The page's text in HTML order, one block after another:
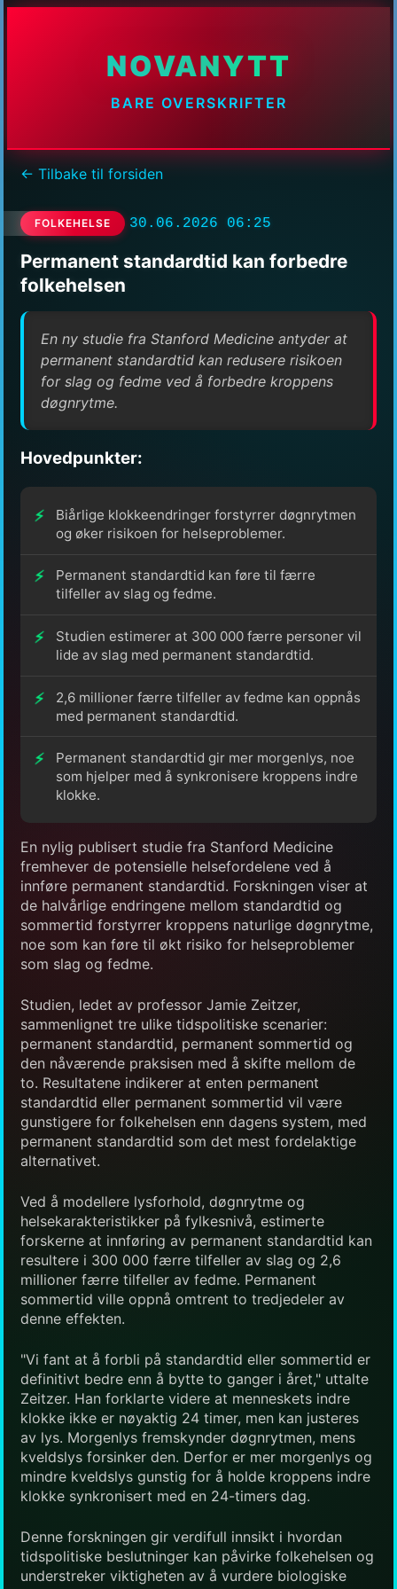
NOVANYTT
BARE OVERSKRIFTER
← Tilbake til forsiden
FOLKEHELSE 30.06.2026 06:25
Permanent standardtid kan forbedre
folkehelsen
En ny studie fra Stanford Medicine antyder at
permanent standardtid kan redusere risikoen
for slag og fedme ved å forbedre kroppens
døgnrytme.
Hovedpunkter:
Biårlige klokkeendringer forstyrrer døgnrytmen
og øker risikoen for helseproblemer.
Permanent standardtid kan føre til færre
tilfeller av slag og fedme.
Studien estimerer at 300 000 færre personer vil
lide av slag med permanent standardtid.
2,6 millioner færre tilfeller av fedme kan oppnås
med permanent standardtid.
Permanent standardtid gir mer morgenlys, noe
som hjelper med å synkronisere kroppens indre
klokke.
En nylig publisert studie fra Stanford Medicine
fremhever de potensielle helsefordelene ved å
innføre permanent standardtid. Forskningen viser at
de halvårlige endringene mellom standardtid og
sommertid forstyrrer kroppens naturlige døgnrytme,
noe som kan føre til økt risiko for helseproblemer
som slag og fedme.
Studien, ledet av professor Jamie Zeitzer,
sammenlignet tre ulike tidspolitiske scenarier:
permanent standardtid, permanent sommertid og
den nåværende praksisen med å skifte mellom de
to. Resultatene indikerer at enten permanent
standardtid eller permanent sommertid vil være
gunstigere for folkehelsen enn dagens system, med
permanent standardtid som det mest fordelaktige
alternativet.
Ved å modellere lysforhold, døgnrytme og
helsekarakteristikker på fylkesnivå, estimerte
forskerne at innføring av permanent standardtid kan
resultere i 300 000 færre tilfeller av slag og 2,6
millioner færre tilfeller av fedme. Permanent
sommertid ville oppnå omtrent to tredjedeler av
denne effekten.
"Vi fant at å forbli på standardtid eller sommertid er
definitivt bedre enn å bytte to ganger i året," uttalte
Zeitzer. Han forklarte videre at menneskets indre
klokke ikke er nøyaktig 24 timer, men kan justeres
av lys. Morgenlys fremskynder døgnrytmen, mens
kveldslys forsinker den. Derfor er mer morgenlys og
mindre kveldslys gunstig for å holde kroppens indre
klokke synkronisert med en 24-timers dag.
Denne forskningen gir verdifull innsikt i hvordan
tidspolitiske beslutninger kan påvirke folkehelsen og
understreker viktigheten av å vurdere biologiske